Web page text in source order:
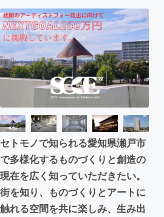
テクノロジー・ガジェット
映像・映画
ビジネス・起業
まちづくり・地域活性化
CAMPFIRE for Social Good
CAMPFIREふるさと納税machi-
セトモノで知られる愛知県瀬戸市
で多様化するものづくりと創造の
現在を広く知っていただきたい。
街を知り、ものづくりとアートに
触れる空間を共に楽しみ、生み出